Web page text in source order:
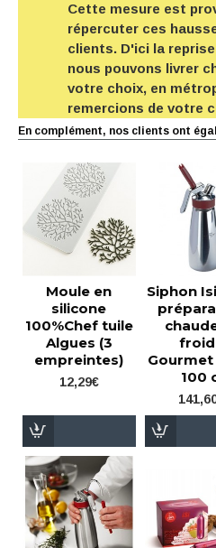
Cette mesure est
répercuter ces
clients. D'ici la
nous pouvons livrer
votre choix, en
remercions de votre
En complément, nos clients ont
Moule en
silicone
100%Chef tuile
Algues (3
empreintes)
12,29€
Siphon
Gourmet
100